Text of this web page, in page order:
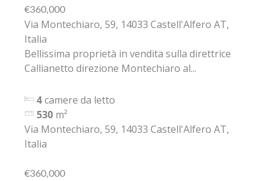
€360,000
Via Montechiaro, 59, 14033 Castell'Alfero AT,
Italia
Bellissima proprietà in vendita sulla direttrice
Callianetto direzione Montechiaro al...
4camere da letto
530 m²
Via Montechiaro, 59, 14033 Castell'Alfero AT,
Italia
€360,000